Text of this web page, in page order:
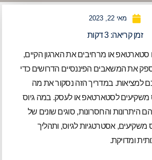
מאי 22, 2023
זמן קריאה:3דקות
או מרחיבים את הארגון הקיים,
את המשאבים הפיננסיים הדרושים כדי
למציאות. במדריך הזה נסקור את מה
משקיעים לסטארטאפ או לעסק. במה גיוס
היתרונות והחסרונות, סוגים שונים של
אסטרטגיות לגיוס, ותהליך
ומדויקת.